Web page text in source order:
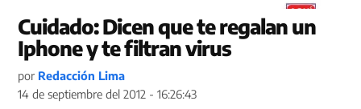
Cuidado: Dicen que te regalan un
Iphone y te filtran virus
por Redacción Lima
14 de septiembre del 2012 - 16:26:43